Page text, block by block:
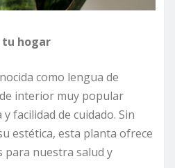
tu hogar
como lengua de
interior muy popular
facilidad de cuidado. Sin
estética, esta planta ofrece
para nuestra salud y